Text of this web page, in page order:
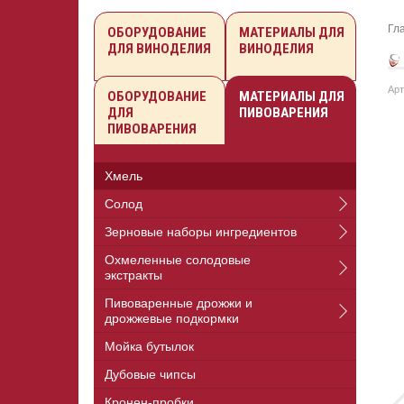
ОБОРУДОВАНИЕ
ДЛЯ ВИНОДЕЛИЯ
МАТЕРИАЛЫ ДЛЯ
ВИНОДЕЛИЯ
ОБОРУДОВАНИЕ
ДЛЯ
ПИВОВАРЕНИЯ
МАТЕРИАЛЫ ДЛЯ
ПИВОВАРЕНИЯ
Хмель
Солод
Зерновые наборы ингредиентов
Охмеленные солодовые
экстракты
Пивоваренные дрожжи и
дрожжевые подкормки
Мойка бутылок
Дубовые чипсы